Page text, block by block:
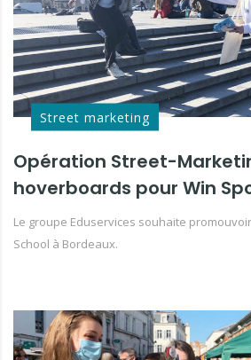
Street marketing
Opération Street-
hoverboards pour Win
Le groupe Eduservices souhaite
School à Bordeaux.